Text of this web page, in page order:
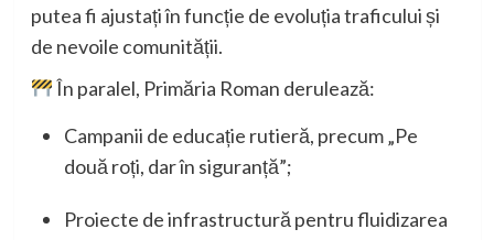
putea fi ajustați în funcție de evoluția traficului și
de nevoile comunității.
În paralel, Primăria Roman derulează:
Campanii de educație rutieră, precum „Pe
două roți, dar în siguranță”;
Proiecte de infrastructură pentru fluidizarea